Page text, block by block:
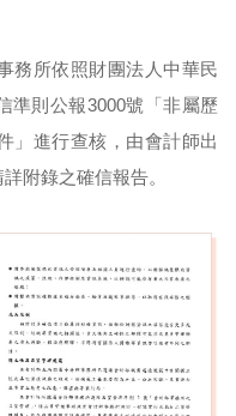
務所依照財團法人中華民
準則公報3000號「非屬歷
」進行查核，由會計師出
附錄之確信報告。